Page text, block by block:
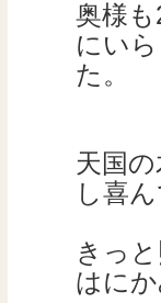
奥様
にい
た。
天国
し喜
きっ
はに